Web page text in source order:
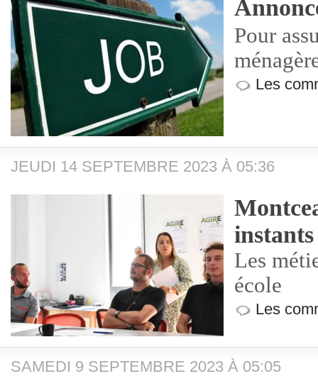
Pour
Les
JEUDI 14 SEPTEMBRE 2023 À 05:36
Les
école
Les
SAMEDI 9 SEPTEMBRE 2023 À 05:05